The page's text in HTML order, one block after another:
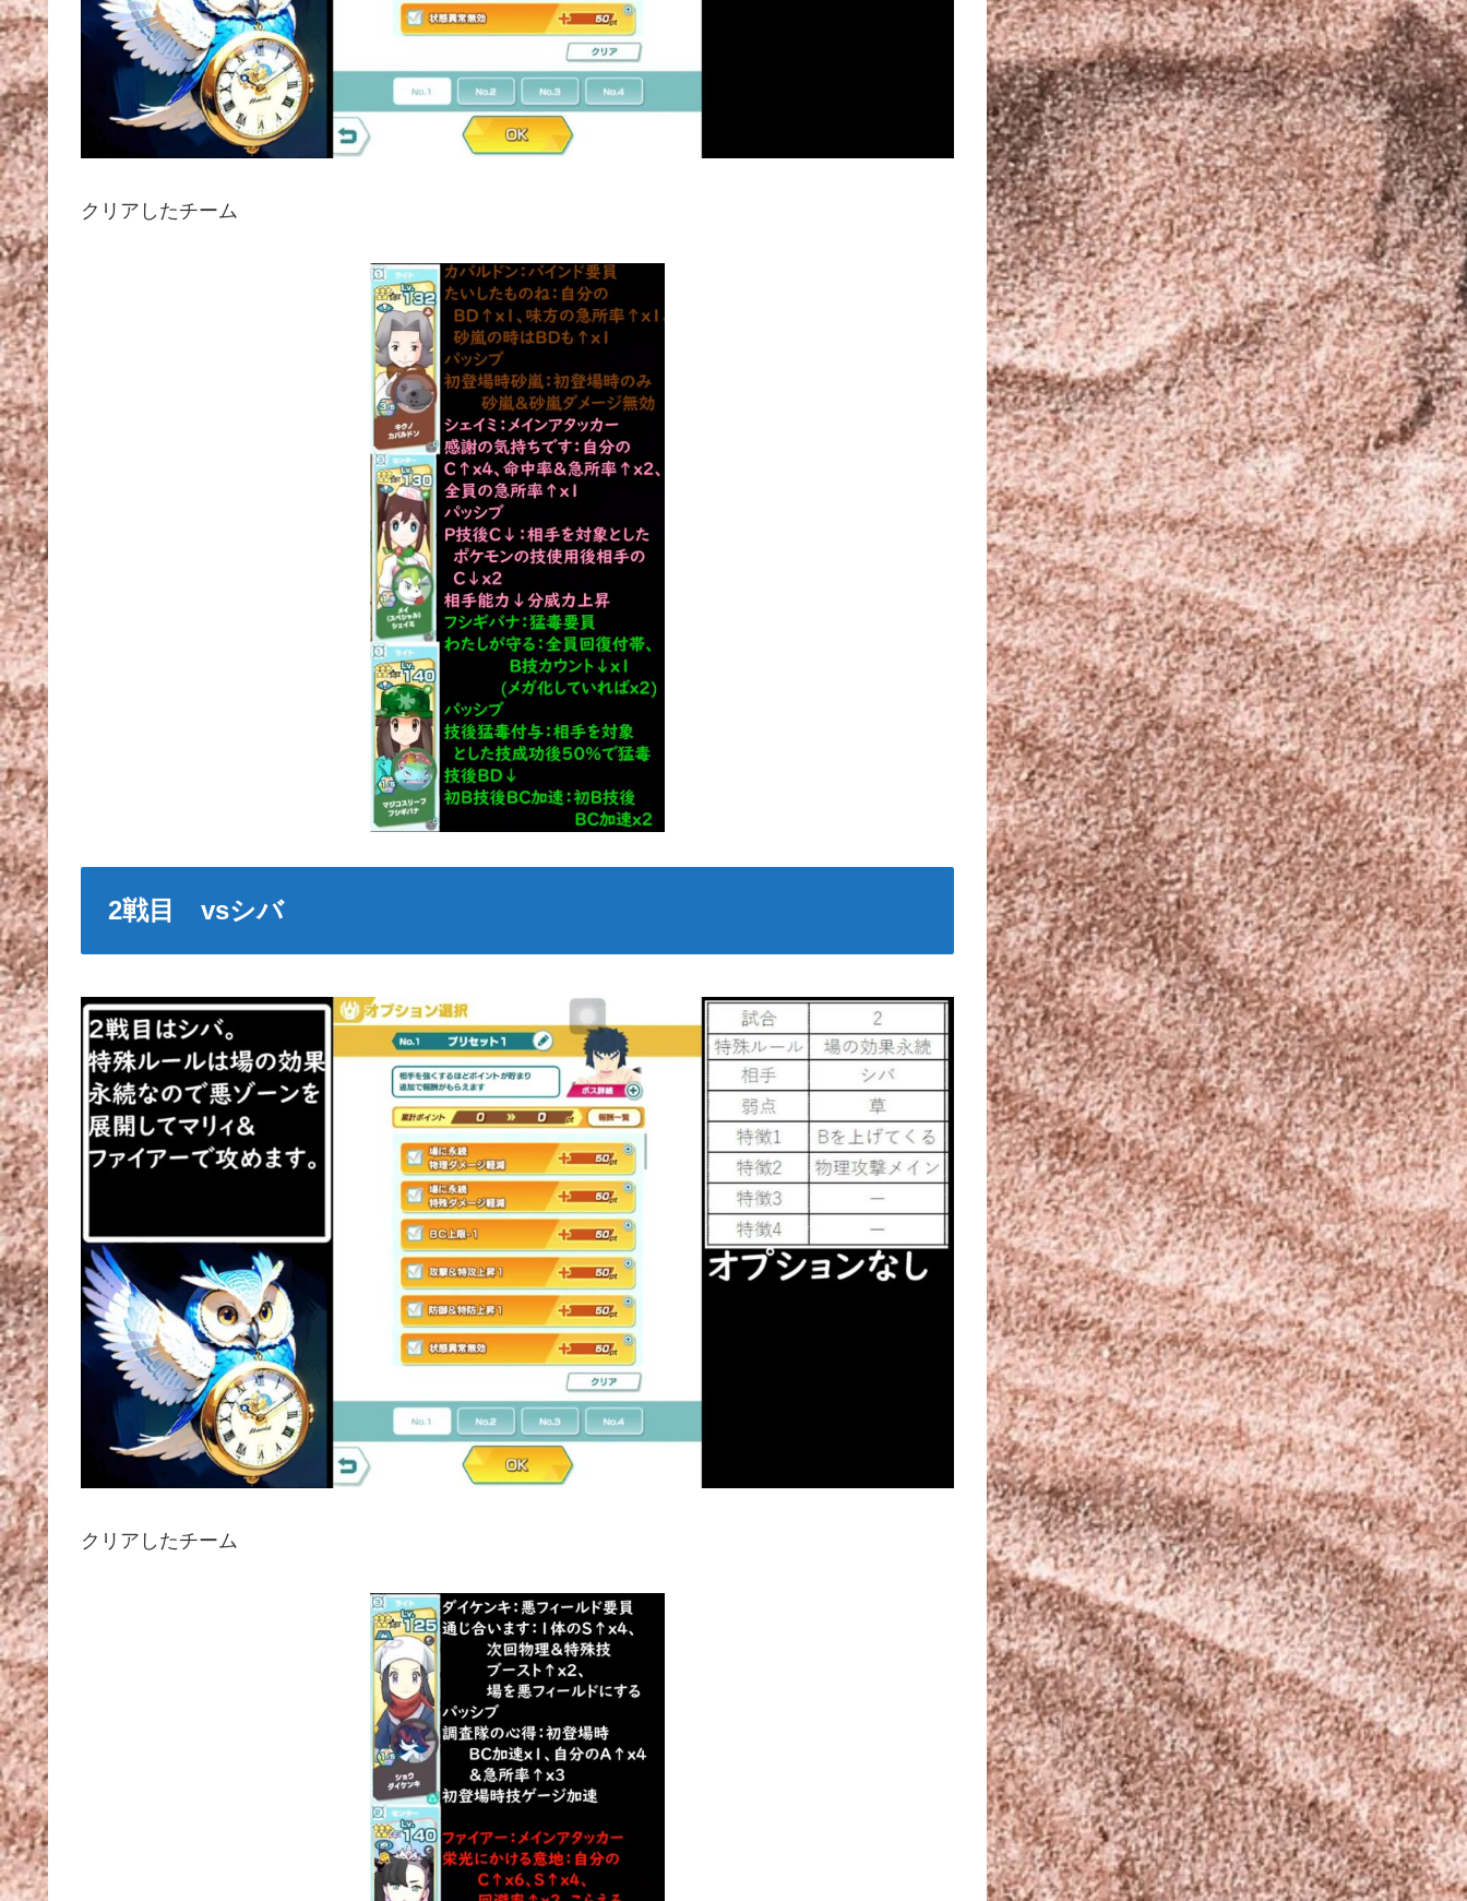
クリアしたチーム
2戦目 vsシバ
クリアしたチーム